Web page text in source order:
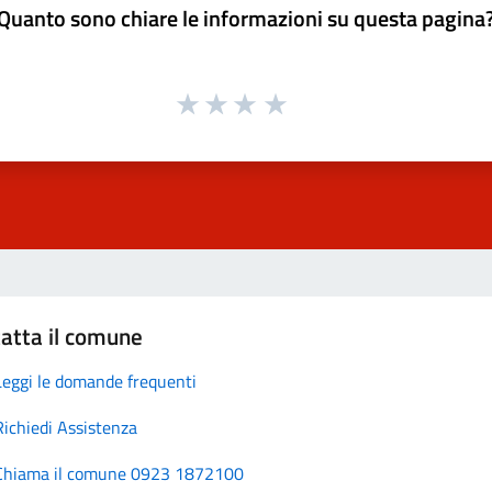
sono chiare le informazioni su questa
il comune
le domande frequenti
Assistenza
il comune 0923 1872100